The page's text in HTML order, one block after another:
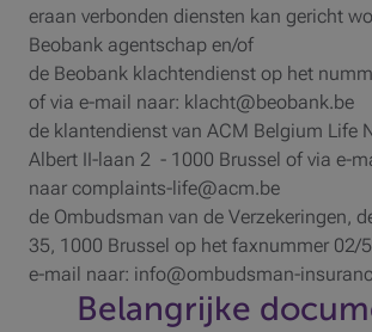
eraan verbonden diensten kan gericht
Beobank agentschap en/of
de Beobank klachtendienst op het
of via e-mail naar: klacht@beobank.be
de klantendienst van ACM Belgium Life
Albert II-laan 2 - 1000 Brussel of via e-
naar complaints-life@acm.be
de Ombudsman van de Verzekeringen,
35, 1000 Brussel op het faxnummer 02/
e-mail naar: info@ombudsman-
Belangrijke